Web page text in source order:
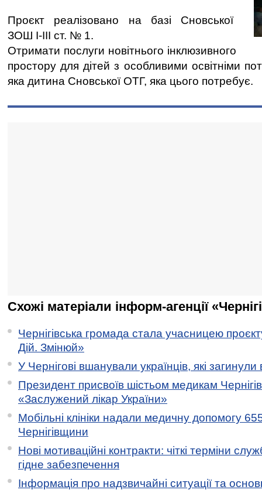
Проєкт реалізовано на базі Сновської
ЗОШ І-ІІІ ст. № 1.
Отримати послуги новітнього інклюзивного
простору для дітей з особливими освітніми
яка дитина Сновської ОТГ, яка цього потребує.
Схожі матеріали інформ-агенції
Чернігівська громада стала учасницею
Дій. Змінюй»
У Чернігові вшанували українців, які загинули
Президент присвоїв шістьом медикам
«Заслужений лікар України»
Мобільні клініки надали медичну допомогу
Чернігівщини
Нові мотиваційні контракти: чіткі терміни
гідне забезпечення
Інформація про надзвичайні ситуації та